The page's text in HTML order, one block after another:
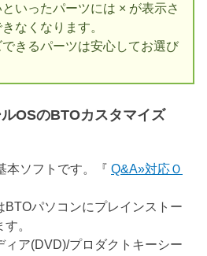
いったパーツには × が表示さ
なくなります。
きるパーツは安心してお選び
OSのBTOカスタマイズ
本ソフトです。『 Q&A»対応Ｏ
BTOパソコンにプレインストー
。
ィア(DVD)/プロダクトキーシー